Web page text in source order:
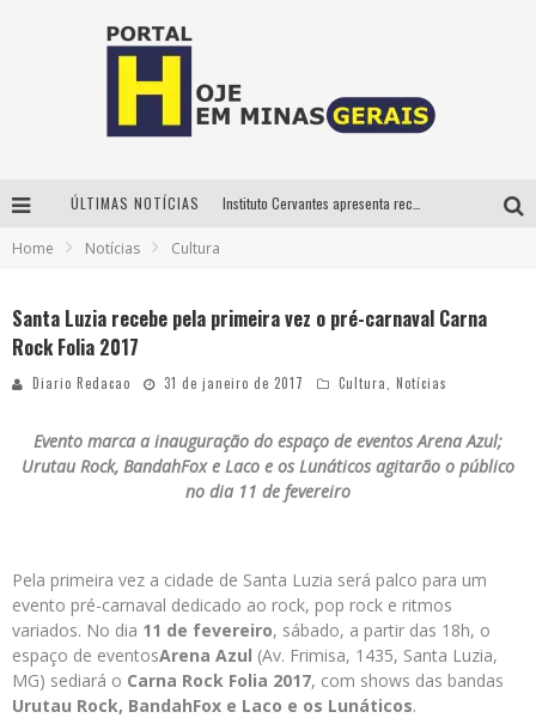
ÚLTIMAS NOTÍCIAS
Home Notícias Cultura
Santa Luzia recebe pela primeira vez o pré-carnaval Carna
Rock Folia 2017
Diario Redacao 31 de janeiro de 2017 Cultura Notícias
Evento marca a inauguração do espaço de eventos Arena Azul;
Urutau Rock, BandahFox e Laco e os Lunáticos agitarão o público
no dia 11 de fevereiro
Pela primeira vez a cidade de Santa Luzia será palco para um
evento pré-carnaval dedicado ao rock, pop rock e ritmos
variados. No dia 11 de fevereiro, sábado, a partir das 18h, o
espaço de eventosArena Azul (Av. Frimisa, 1435, Santa Luzia,
MG) sediará o Carna Rock Folia 2017, com shows das bandas
Urutau Rock, BandahFox e Laco e os Lunáticos.